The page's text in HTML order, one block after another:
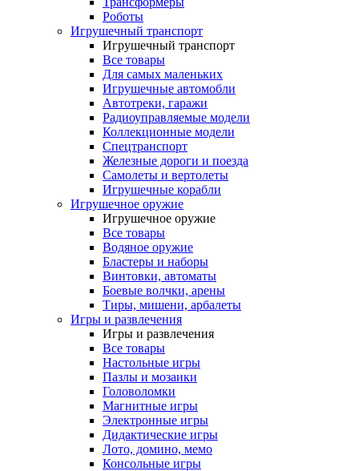
Роботы
Игрушечный транспорт
Игрушечный транспорт
Все товары
Для самых маленьких
Игрушечные автомобли
Автотреки, гаражи
Радиоуправляемые модели
Коллекционные модели
Спецтранспорт
Железные дороги и поезда
Самолеты и вертолеты
Игрушечные корабли
Игрушечное оружие
Игрушечное оружие
Все товары
Водяное оружие
Бластеры и наборы
Винтовки, автоматы
Боевые волчки, арены
Тиры, мишени, арбалеты
Игры и развлечения
Игры и развлечения
Все товары
Настольные игры
Пазлы и мозаики
Головоломки
Магнитные игры
Электронные игры
Дидактические игры
Лото, домино, мемо
Консольные игры